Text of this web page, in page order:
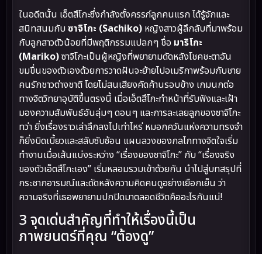
ในอดีตนั้น เอ็ตสึโกะซึ่งกำลังตั้งครรภ์ลูกคนแรก ได้รู้จักและ
สนิทสนมกับซาจิโกะ (Sachiko) หญิงสาวผู้ลึกลับที่มาพร้อม
กับลูกสาวตัวน้อยที่มีพฤติกรรมแปลกๆ ชื่อ มาริโกะ
(Mariko)ซาจิโกะเป็นผู้หญิงที่พยายามดัดหลังโชคชะตาอัน
ขมขื่นของตัวเองด้วยการวาดฝันจะย้ายไปอเมริกาพร้อมกับชาย
คนรักชาวต่างชาติ โดยไม่สนเสียงคัดค้านรอบข้าง เกมนกต่อ
ทางจิตวิทยาอุบัติขึ้นตรงนี้ เมื่อเอ็ตสึโกะทำหน้าที่รับฟังและเฝ้า
มองความสัมพันธ์อันลุ่มๆ ดอนๆ และการละเลยลูกของซาจิโกะ
ทว่า ยิ่งเรื่องราวเล่าลึกลงไปเท่าไหร่ หมอกควันแห่งความทรงจำ
ก็ยิ่งบิดเบี้ยวและสลับซับซ้อน แผนลวงของกลไกทางจิตใจเริ่ม
ทำงานเมื่อเส้นแบ่งระหว่าง “เรื่องของซาจิโกะ” กับ “เรื่องจริง
ของตัวเอ็ตสึโกะเอง” เริ่มหลอมรวมเข้าด้วยกัน นำไปสู่บทสรุปที่
กระชากอารมณ์และดัดหลังความคิดคนดูอย่างเยือกเย็น ว่า
ความจริงที่เธอพยายามปกปิดมาตลอดชีวิตคืออะไรกันแน่!
3 จุดเด่นสำคัญที่ทำให้เรื่องนี้เป็น
ภาพยนตร์ที่คุณ “ต้องดู”